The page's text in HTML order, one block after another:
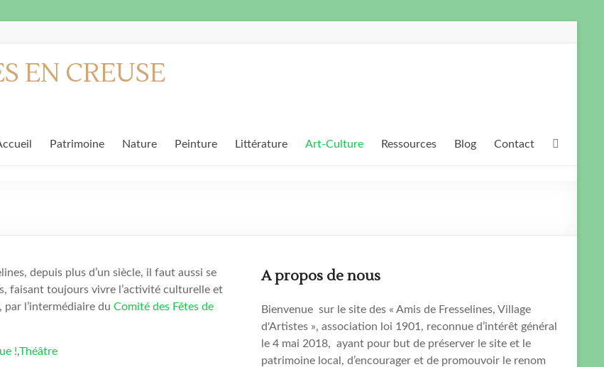
EN CREUSE
Patrimoine Nature Peinture Littérature Art-Culture Ressources Blog Contact
depuis plus d’un siècle, il faut aussi se
faisant toujours vivre l’activité culturelle et
l’intermédiaire du Comité des Fêtes de
!,Théâtre
A propos de nous
Bienvenue sur le site des « Amis de Fresselines, Village
d'Artistes », association loi 1901, reconnue d’intérêt général
le 4 mai 2018, ayant pour but de préserver le site et le
patrimoine local, d’encourager et de promouvoir le renom